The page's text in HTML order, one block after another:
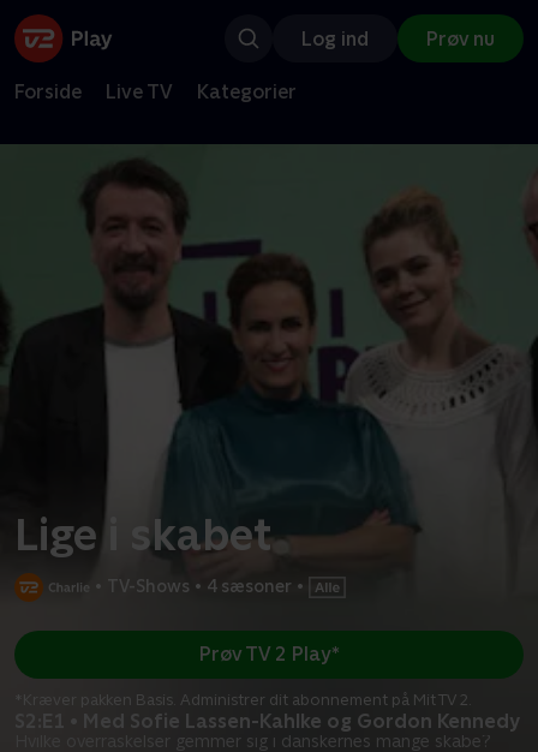
Log ind Prøv nu
Forside Live TV Kategorier
Lige i skabet
• TV-Shows • 4 sæsoner •
S2:E1 • Med Sofie Lassen-Kahlke og Gordon Kennedy
Hvilke overraskelser gemmer sig i danskernes mange skabe?
Prøv TV 2 Play*
*Kræver pakken Basis. Administrer dit abonnement på Mit TV 2.